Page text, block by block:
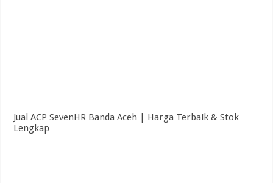
Jual ACP SevenHR Banda Aceh | Harga Terbaik & Stok
Lengkap